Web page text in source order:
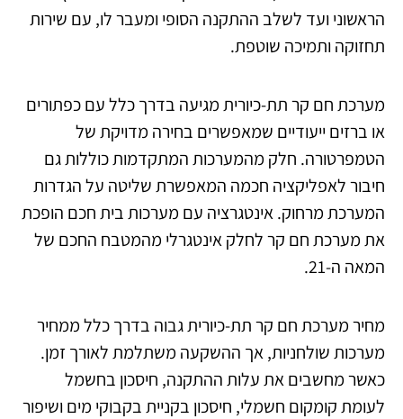
הראשוני ועד לשלב ההתקנה הסופי ומעבר לו, עם שירות
תחזוקה ותמיכה שוטפת.
מערכת חם קר תת-כיורית מגיעה בדרך כלל עם כפתורים
או ברזים ייעודיים שמאפשרים בחירה מדויקת של
הטמפרטורה. חלק מהמערכות המתקדמות כוללות גם
חיבור לאפליקציה חכמה המאפשרת שליטה על הגדרות
המערכת מרחוק. אינטגרציה עם מערכות בית חכם הופכת
את מערכת חם קר לחלק אינטגרלי מהמטבח החכם של
המאה ה-21.
מחיר מערכת חם קר תת-כיורית גבוה בדרך כלל ממחיר
מערכות שולחניות, אך ההשקעה משתלמת לאורך זמן.
כאשר מחשבים את עלות ההתקנה, חיסכון בחשמל
לעומת קומקום חשמלי, חיסכון בקניית בקבוקי מים ושיפור